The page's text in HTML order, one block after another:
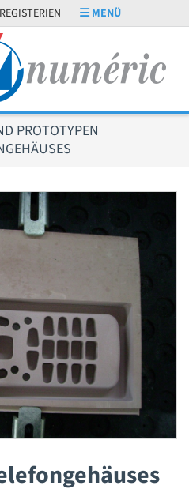
REGISTERIEN MENÜ
PROTOTYPEN